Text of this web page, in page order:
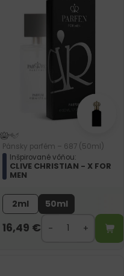
Pánsky parfém – 687 (50ml)
Inšpirované vôňou:
CLIVE CHRISTIAN - X FOR
MEN
2ml 50ml
16,49 €